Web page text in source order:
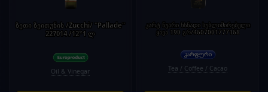
ზეთი ზეითუნის /Zucchi/ "Pallade"
227014 /12*1 ლ
Oil & Vinegar
კარტ ნუარი ხსნადი სუბლიმირებული
ყავა 190 გრ/4607001777168
Tea / Coffee / Cacao